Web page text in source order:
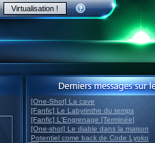
[One-Shot] La cave
[Fanfic] Le Labyrinthe du temps
[Fanfic] L'Engrenage [Terminée]
[One-shot] Le diable dans la maison
Potentiel come back de Code Lyoko